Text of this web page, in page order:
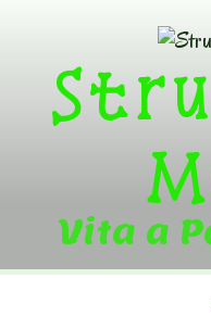
content
Vita a